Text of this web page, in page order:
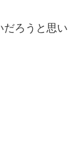
ろうと思い